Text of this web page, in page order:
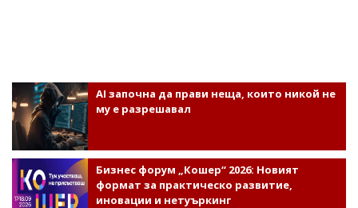
AI започна да прави неща, които никой не
му е разрешавал
Бизнес форум „Кошер“ 2026: Новият
формат за практическо развитие,
иновации и нетуъркинг